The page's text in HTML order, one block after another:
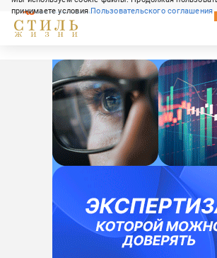
принимаете условияПользовательского соглашения
СВЕЖИЙ НОМЕР